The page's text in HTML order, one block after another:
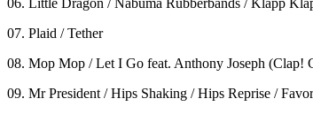
07. Plaid / Tether
08. Mop Mop / Let I Go feat. Anthony Joseph (Clap!
09. Mr President / Hips Shaking / Hips Reprise /